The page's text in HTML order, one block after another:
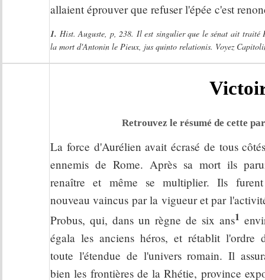
allaient éprouver que refuser l'épée c'est
1. Hist. Auguste, p, 238. Il est singulier que le sénat ait traité
la mort d'Antonin le Pieux, jus quinto relationis. Voyez
Retrouvez le résumé de cette
La force d'Aurélien avait écrasé de tous
ennemis de Rome. Après sa mort ils
renaître et même se multiplier. Ils
nouveau vaincus par la vigueur et par
Probus, qui, dans un règne de six ans1
égala les anciens héros, et rétablit l'ordre
toute l'étendue de l'univers romain. Il
bien les frontières de la Rhétie, province